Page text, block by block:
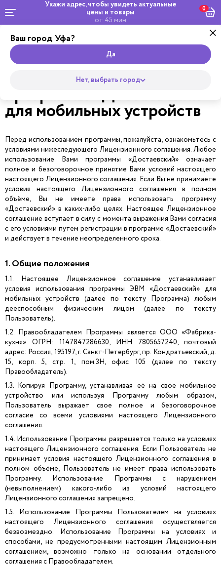
Укажи адрес, чтобы увидеть актуальные
цены и товары
от 45 мин
Ваш город Уфа?
Да
Нет, выбрать город
0
Лицензионное соглашение
на использование
программы «Достаевский»
для мобильных устройств
Перед использованием программы, пожалуйста, ознакомьтесь с
условиями нижеследующего Лицензионного соглашения. Любое
использование Вами программы «Достаевский» означает
полное и безоговорочное принятие Вами условий настоящего
настоящего Лицензионного соглашения. Если Вы не принимаете
условия настоящего Лицензионного соглашения в полном
объёме, Вы не имеете права использовать программу
«Достаевский» в каких-либо целях. Настоящее Лицензионное
соглашение вступает в силу с момента выражения Вами согласия
с его условиями путем регистрации в программе «Достаевский»
и действует в течение неопределенного срока.
1. Общие положения
1.1. Настоящее Лицензионное соглашение устанавливает
условия использования программы ЭВМ «Достаевский» для
мобильных устройств (далее по тексту Программа) любым
дееспособным физическим лицом (далее по тексту
Пользователь).
1.2. Правообладателем Программы является ООО «Фабрика-
кухня» ОГРН: 1147847286630, ИНН 7805657240, почтовый
адрес: Россия, 195197, г. Санкт-Петербург, пр. Кондратьевский, д.
15, корп. 5, стр. 1, пом.3Н, офис 105 (далее по тексту
Правообладатель).
1.3. Копируя Программу, устанавливая её на свое мобильное
устройство или используя Программу любым образом,
Пользователь выражает свое полное и безоговорочное
согласие со всеми условиями настоящего Лицензионного
соглашения.
1.4. Использование Программы разрешается только на условиях
настоящего Лицензионного соглашения. Если Пользователь не
принимает условия настоящего Лицензионного соглашения в
полном объёме, Пользователь не имеет права использовать
Программу. Использование Программы с нарушением
(невыполнением) какого-либо из условий настоящего
Лицензионного соглашения запрещено.
1.5. Использование Программы Пользователем на условиях
настоящего Лицензионного соглашения осуществляется
безвозмездно. Использование Программы на условиях и
способами, не предусмотренными настоящим Лицензионным
соглашением, возможно только на основании отдельного
соглашения с Правообладателем.